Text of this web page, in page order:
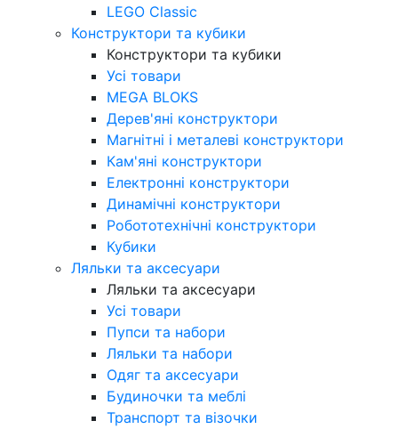
LEGO Classic
Конструктори та кубики
Конструктори та кубики
Усі товари
MEGA BLOKS
Дерев'яні конструктори
Магнітні і металеві конструктори
Кам'яні конструктори
Електронні конструктори
Динамічні конструктори
Робототехнічні конструктори
Кубики
Ляльки та аксесуари
Ляльки та аксесуари
Усі товари
Пупси та набори
Ляльки та набори
Одяг та аксесуари
Будиночки та меблі
Транспорт та візочки